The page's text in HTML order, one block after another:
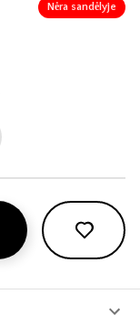
Nėra sandėlyje